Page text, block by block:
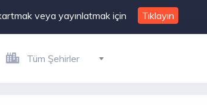
veya yayınlatmak için Tıklayın
Tüm Şehirler